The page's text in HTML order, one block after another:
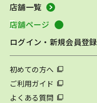
店舗一覧
店舗ページ
ログイン・新規会員登録
初めての方へ
ご利用ガイド
よくある質問